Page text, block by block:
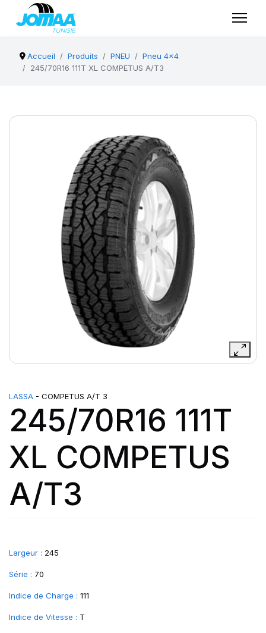
Accueil Produits PNEU
Pneu 4x4
245/70R16 111T XL COMPETUS A/T3
LASSA - COMPETUS A/T 3
245/70R16 111T
XL COMPETUS
A/T3
Largeur : 245
Série : 70
Indice de Charge : 111
Indice de Vitesse : T